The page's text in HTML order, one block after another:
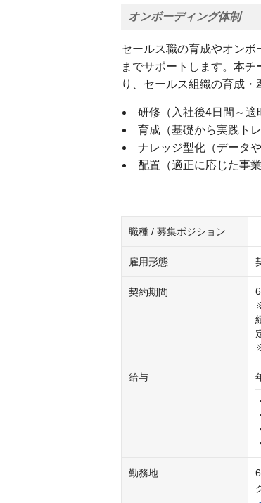
オンボーディング体制
セールス職の育成やオン
までサポートします。本
り、セールス組織の育成・
研修（入社後4日間～適
育成（基礎から実践ト
ナレッジ型化（データ
配置（適正に応じた事
職種 / 募集ポジション
雇用形態
契約期間
給与
勤務地